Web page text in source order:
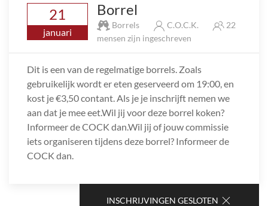
21
januari
Borrel
Borrels C.O.C.K.
22
mensen zijn ingeschreven
Dit is een van de regelmatige borrels. Zoals
gebruikelijk wordt er eten geserveerd om 19:00, en
kost je €3,50 contant. Als je je inschrijft nemen we
aan dat je mee eet.Wil jij voor deze borrel koken?
Informeer de COCK dan.Wil jij of jouw commissie
iets organiseren tijdens deze borrel? Informeer de
COCK dan.
INSCHRIJVINGEN GESLOTEN